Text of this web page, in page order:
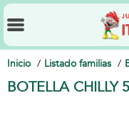
Inicio Listado familias
BOTELLA